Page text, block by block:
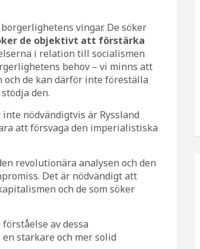
vingar. De söker
de objektivt att förstärka
i relation till socialismen
behov – vi minns att
de kan därför inte föreställa
den.
nödvändigtvis är Ryssland
att försvaga den imperialistiska
revolutionära analysen och den
Det är nödvändigt att
och de som söker
av dessa
starkare och mer solid